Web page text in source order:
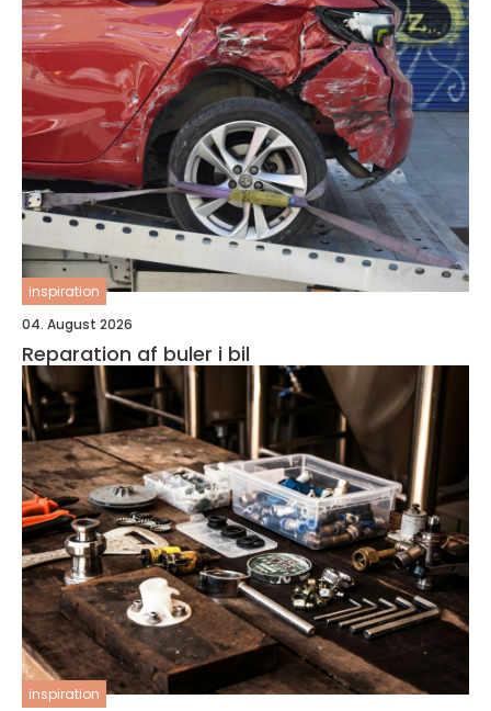
inspiration
04. August 2026
Reparation af buler i bil
inspiration